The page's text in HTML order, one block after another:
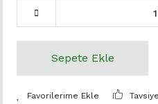
Sepete Ekle